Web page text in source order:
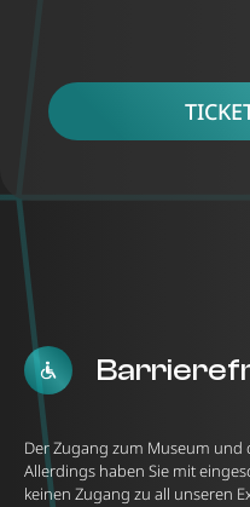
Der Zugang zum Museum und
Allerdings haben Sie mit
keinen Zugang zu all unseren